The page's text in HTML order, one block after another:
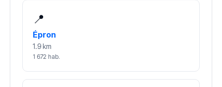
📍
Épron
1.9 km
1 672 hab.